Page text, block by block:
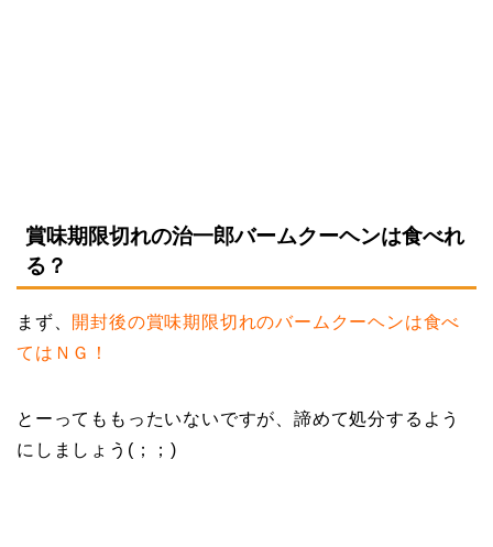
賞味期限切れの治一郎バームクーヘンは食べれ
る？
まず、 開封後の賞味期限切れのバームクーヘンは食べ
てはＮＧ！
とーってももったいないですが、諦めて処分するよう
にしましょう(；；)